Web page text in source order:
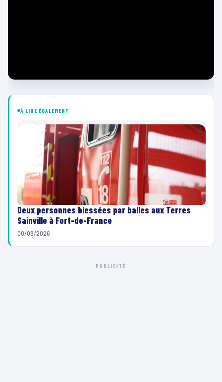
À LIRE ÉGALEMENT
Deux personnes blessées par balles aux Terres
Sainville à Fort-de-France
08/08/2026
PUBLICITÉ